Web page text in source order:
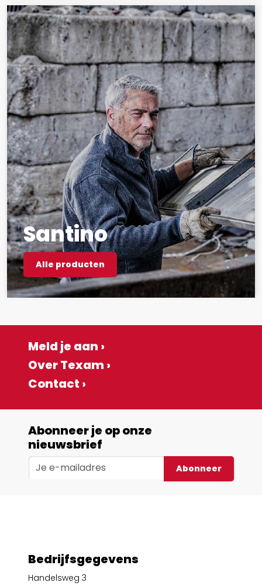
Santino
Alle producten
Meld je aan ›
Over Texam ›
Contact ›
Abonneer je op onze
nieuwsbrief
Abonneer
Bedrijfsgegevens
Handelsweg 3